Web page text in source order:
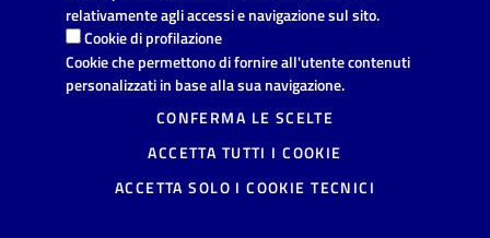
relativamente agli accessi e navigazione sul sito.
Cookie di profilazione
Cookie che permettono di fornire all'utente contenuti
personalizzati in base alla sua navigazione.
CONFERMA LE SCELTE
ACCETTA TUTTI I COOKIE
ACCETTA SOLO I COOKIE TECNICI
I dati personali pubblicati sono riutilizzabili solo alle condizioni
previste dalla direttiva comunitaria 2003/98/CE e dal d.lgs.
36/2006
Comune di Avetrana
Provincia di Taranto
Via Vittorio Emanuele, 19, 74020